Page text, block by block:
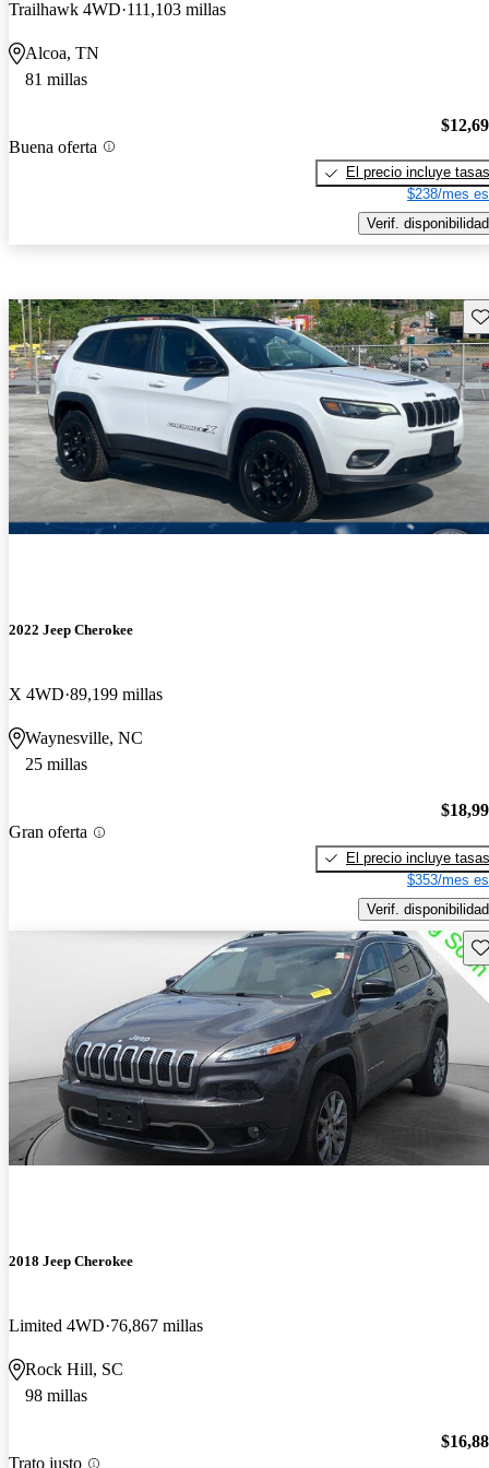
Trailhawk 4WD 111,103 millas
Alcoa, TN
81 millas
Buena oferta
El precio incluye tasas
$238/mes
Verif. disponibilidad
2022 Jeep Cherokee
X 4WD 89,199 millas
Waynesville, NC
25 millas
Gran oferta
El precio incluye tasas
$353/mes
Verif. disponibilidad
2018 Jeep Cherokee
Limited 4WD 76,867 millas
Rock Hill, SC
98 millas
Trato justo